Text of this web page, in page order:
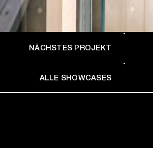
NÄCHSTES PROJEKT
ALLE SHOWCASES